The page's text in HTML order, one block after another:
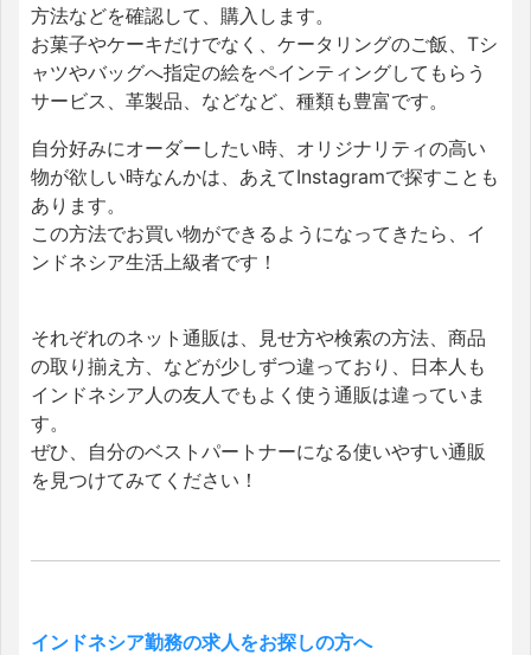
方法などを確認して、購入します。
お菓子やケーキだけでなく、ケータリングのご飯、Tシ
ャツやバッグへ指定の絵をペインティングしてもらう
サービス、革製品、などなど、種類も豊富です。
自分好みにオーダーしたい時、オリジナリティの高い
物が欲しい時なんかは、あえてInstagramで探すことも
あります。
この方法でお買い物ができるようになってきたら、イ
ンドネシア生活上級者です！
それぞれのネット通販は、見せ方や検索の方法、商品
の取り揃え方、などが少しずつ違っており、日本人も
インドネシア人の友人でもよく使う通販は違っていま
す。
ぜひ、自分のベストパートナーになる使いやすい通販
を見つけてみてください！
インドネシア勤務の求人をお探しの方へ